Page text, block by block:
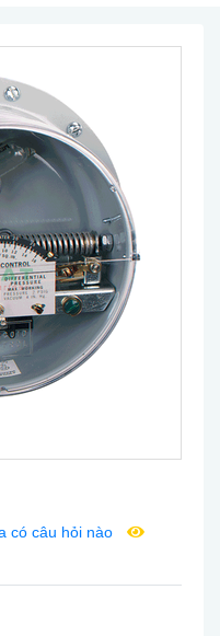
có câu hỏi nào